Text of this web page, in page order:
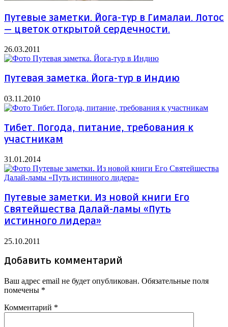
Путевые заметки. Йога-тур в Гималаи. Лотос
— цветок открытой сердечности.
26.03.2011
Путевая заметка. Йога-тур в Индию
03.11.2010
Тибет. Погода, питание, требования к
участникам
31.01.2014
Путевые заметки. Из новой книги Его
Святейшества Далай-ламы «Путь
истинного лидера»
25.10.2011
Добавить комментарий
Ваш адрес email не будет опубликован. Обязательные поля
помечены *
Комментарий *